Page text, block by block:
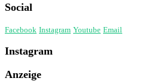
Social
Facebook Instagram Youtube Email
Instagram
Anzeige